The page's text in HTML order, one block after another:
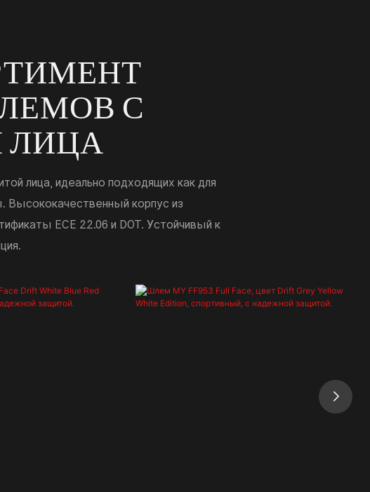
С
ЛИЦА
лица, идеально подходящих как для
Высококачественный корпус из
ECE 22.06 и DOT. Устойчивый к